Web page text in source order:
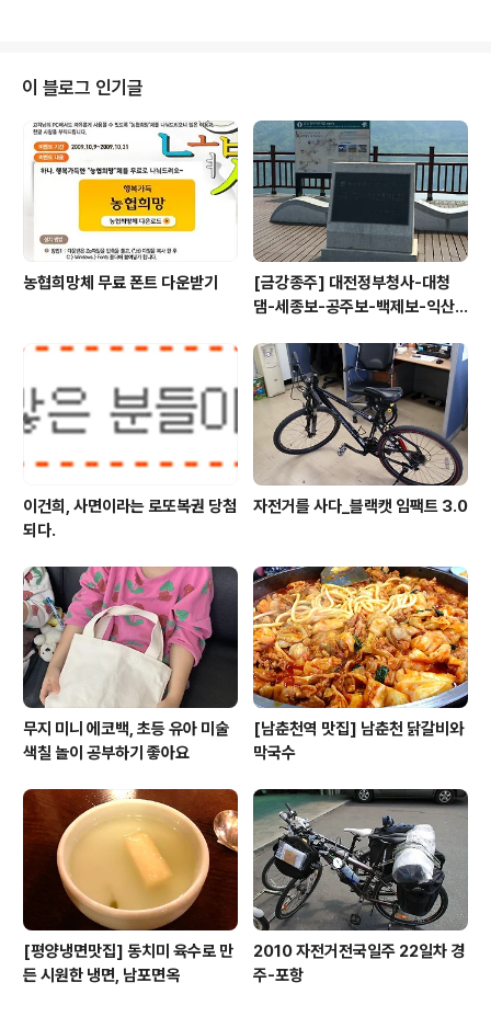
청률 하락, 이어진 광고급감등 상대팀의 막강한 화력과 수
비실책으로 위기에 처했다. 하지만 신경민 투수의 적절한
위기관리 능력과 MBC 선수들의 단결력으로 9회까지 무
실점으로 버텼으나 감독의 적절치 못한 투수교체가 결국
화를 불러온 것이다. 엄기영 감독은 투수교체 이유를 경쟁
력 강화때문이라고 했는데 정작 자신도 선수시..
이 블로그 인기글
농협희망체 무료 폰트 다운받기
[금강종주] 대전정부청사-대청
댐-세종보-공주보-백제보-익산
이건희, 사면이라는 로또복권 당첨
되다.
자전거를 사다_블랙캣 임팩트 3.0
무지 미니 에코백, 초등 유아 미술
색칠 놀이 공부하기 좋아요
[남춘천역 맛집] 남춘천 닭갈비와
막국수
[평양냉면맛집] 동치미 육수로 만
든 시원한 냉면, 남포면옥
2010 자전거전국일주 22일차 경
주-포항